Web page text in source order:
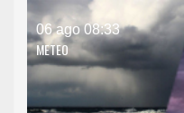
06 ago 08:33
METEO